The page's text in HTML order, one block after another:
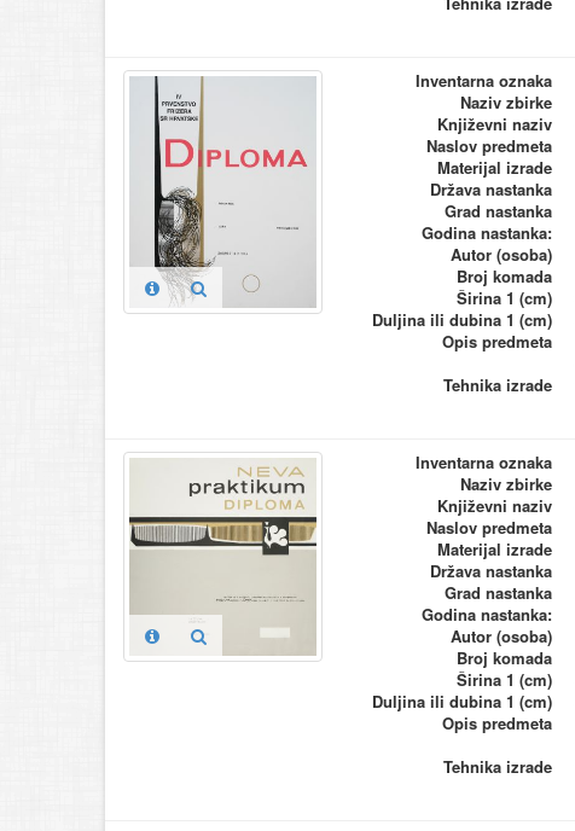
Inventarna oznaka
Naziv zbirke
Književni naziv
Naslov predmeta
Materijal izrade
Država nastanka
Grad nastanka
Godina nastanka:
Autor (osoba)
Broj komada
Širina 1 (cm)
Duljina ili dubina 1 (cm)
Opis predmeta
Tehnika izrade
Inventarna oznaka
Naziv zbirke
Književni naziv
Naslov predmeta
Materijal izrade
Država nastanka
Grad nastanka
Godina nastanka:
Autor (osoba)
Broj komada
Širina 1 (cm)
Duljina ili dubina 1 (cm)
Opis predmeta
Tehnika izrade